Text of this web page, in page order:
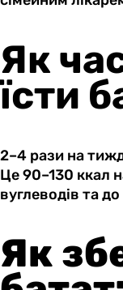
Як
їсти
2–4 рази на
Це 90–130 ккал
вуглеводів та
Як